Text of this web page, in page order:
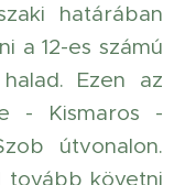
határában
a 12-es számú
Ezen az
- Kismaros -
útvonalon.
tovább követni